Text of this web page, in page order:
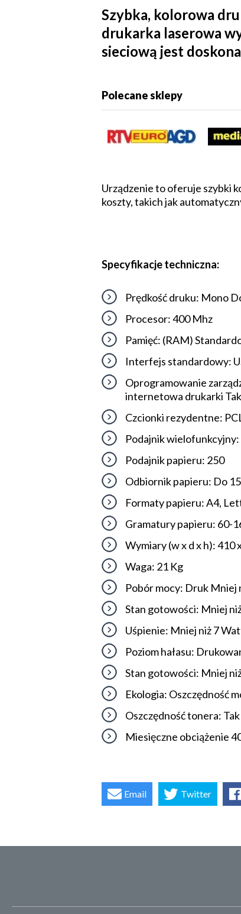
Szybka, kolorowa
drukarka laserowa
sieciową jest
Polecane sklepy
Urządzenie to oferuje szybki
koszty, takich jak
Specyfikacje techniczna:
Prędkość druku: Mono
Procesor: 400 Mhz
Pamięć: (RAM)
Interfejs standardowy:
Oprogramowanie
internetowa drukarki Tak
Czcionki rezydentne:
Podajnik
Podajnik papieru: 250
Odbiornik papieru: Do
Formaty papieru: A4,
Gramatury papieru: 60-
Wymiary (w x d x h): 410
Waga: 21 Kg
Pobór mocy: Druk Mniej
Stan gotowości: Mniej
Uśpienie: Mniej niż 7
Poziom hałasu:
Stan gotowości: Mniej
Ekologia: Oszczędność
Oszczędność tonera: Tak
Miesięczne obciążenie
Email Twitter